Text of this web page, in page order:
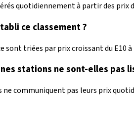
quotidiennement à partir des prix
ce classement ?
sont triées par prix croissant du E10
stations ne sont-elles pas
communiquent pas leurs prix